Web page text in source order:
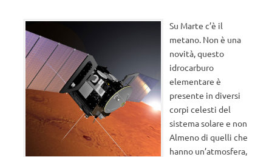
Su Marte c’è il
metano. Non è una
novità, questo
idrocarburo
elementare è
presente in diversi
corpi celesti del
sistema solare e non
Almeno di quelli che
hanno un’atmosfera,